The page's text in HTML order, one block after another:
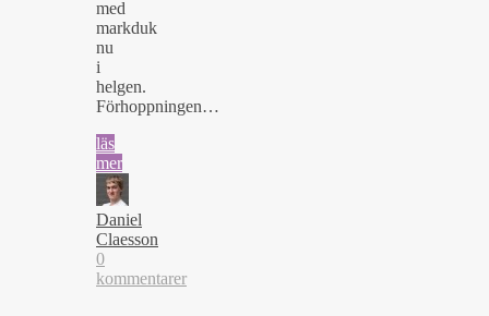
med
markduk
nu
i
helgen.
Förhoppningen…
läs
mer
Daniel
Claesson
0
kommentarer